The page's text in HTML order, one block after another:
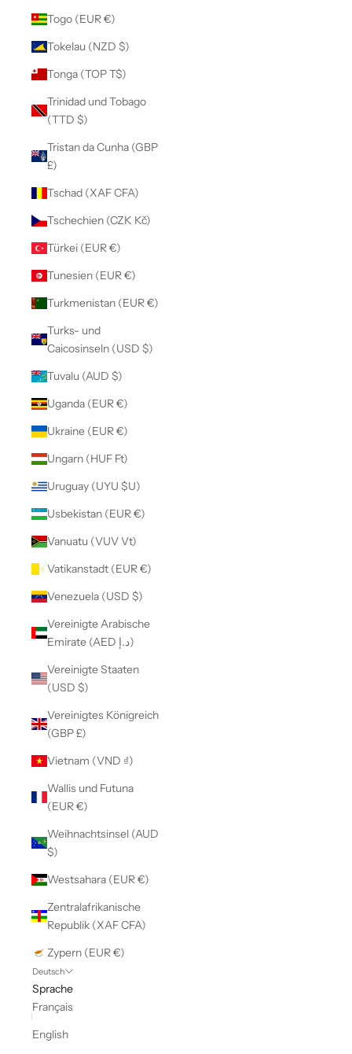
Togo (EUR €)
Tokelau (NZD $)
Tonga (TOP T$)
Trinidad und Tobago
(TTD $)
Tristan da Cunha (GBP
£)
Tschad (XAF CFA)
Tschechien (CZK Kč)
Türkei (EUR €)
Tunesien (EUR €)
Turkmenistan (EUR €)
Turks- und
Caicosinseln (USD $)
Tuvalu (AUD $)
Uganda (EUR €)
Ukraine (EUR €)
Ungarn (HUF Ft)
Uruguay (UYU $U)
Usbekistan (EUR €)
Vanuatu (VUV Vt)
Vatikanstadt (EUR €)
Venezuela (USD $)
Vereinigte Arabische
Emirate (AED د.إ)
Vereinigte Staaten
(USD $)
Vereinigtes Königreich
(GBP £)
Vietnam (VND ₫)
Wallis und Futuna
(EUR €)
Weihnachtsinsel (AUD
$)
Westsahara (EUR €)
Zentralafrikanische
Republik (XAF CFA)
Zypern (EUR €)
Deutsch
Sprache
Français
English